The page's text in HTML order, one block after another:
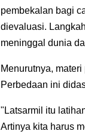
pembekalan bagi
dievaluasi.
meninggal dunia
Menurutnya,
Perbedaan ini
"Latsarmil itu
Artinya kita harus